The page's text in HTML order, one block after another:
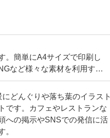
。簡単にA4サイズで印刷し
など様々な素材を利用する
どんぐりや落ち葉のイラスト
です。カフェやレストランな
への掲示やSNSでの発信に活
。